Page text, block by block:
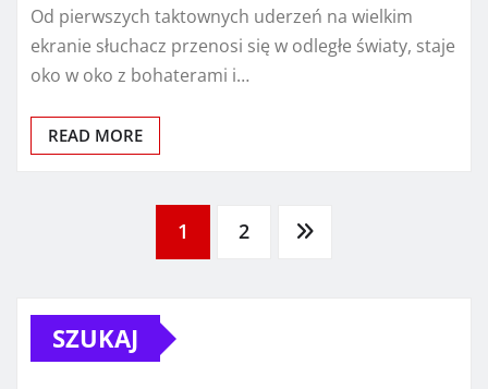
Od pierwszych taktownych uderzeń na wielkim
ekranie słuchacz przenosi się w odległe światy, staje
oko w oko z bohaterami i…
READ MORE
Stronicowanie
wpisów
1 2
SZUKAJ